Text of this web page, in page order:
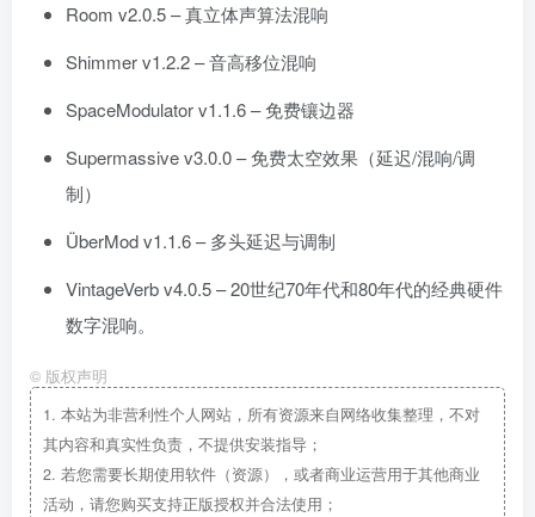
Room v2.0.5 – 真立体声算法混响
Shimmer v1.2.2 – 音高移位混响
SpaceModulator v1.1.6 – 免费镶边器
Supermassive v3.0.0 – 免费太空效果（延迟/混响/调
制）
ÜberMod v1.1.6 – 多头延迟与调制
VintageVerb v4.0.5 – 20世纪70年代和80年代的经典硬件
数字混响。
© 版权声明
1. 本站为非营利性个人网站，所有资源来自网络收集整理，不对
其内容和真实性负责，不提供安装指导；
2. 若您需要长期使用软件（资源），或者商业运营用于其他商业
活动，请您购买支持正版授权并合法使用；